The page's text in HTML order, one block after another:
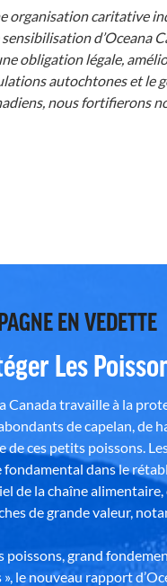
organisation caritative
obligation légale,
autochtones et le
nous fortifierons
EN VEDETTE
Les
Canada travaille à la
de capelan, de
de ces petits poissons.
fondamental dans le
de la chaîne
de grande valeur,
poissons, grand
», le nouveau rapport